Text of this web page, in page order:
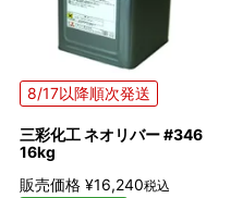
8/17以降順次発送
三彩化工 ネオリバー #346
16kg
販売価格 ¥16,240税込